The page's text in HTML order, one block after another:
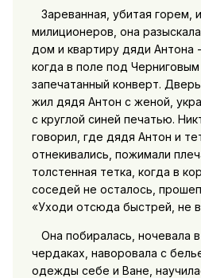
Зареванная, убитая горем,
милиционеров, она
дом и квартиру дяди Антона
когда в поле под Черниговым
запечатанный конверт.
жил дядя Антон с женой,
с круглой синей печатью.
говорил, где дядя Антон и
отнекивались, пожимали
толстенная тетка, когда в
соседей не осталось,
«Уходи отсюда быстрей, не
Она побиралась, ночевала
чердаках, наворовала с
одежды себе и Ване,